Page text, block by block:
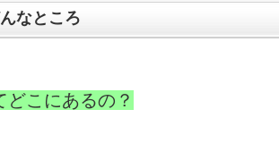
なところ
こにあるの？